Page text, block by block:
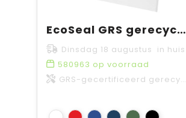
EcoSeal GRS gerecyclede non woven draagtas 5 l
Dinsdag 18 augustus in huis
580963 op voorraad
GRS-gecertificeerd gerecycled polyester